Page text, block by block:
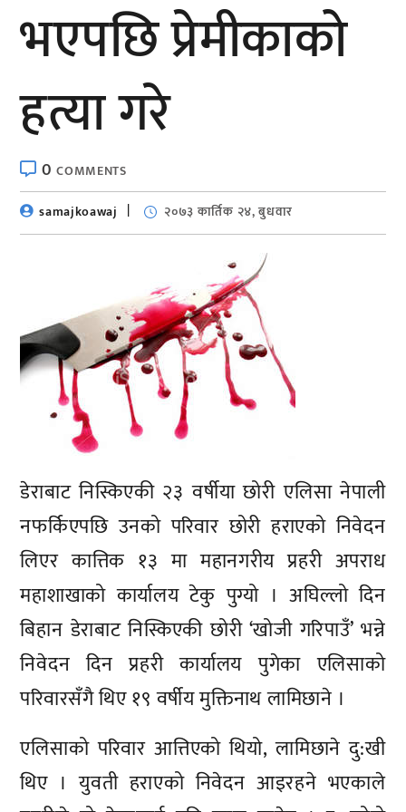
भएपछि प्रेमीकाको
हत्या गरे
0COMMENTS
samajkoawaj
२०७३ कार्तिक २४, बुधवार
डेराबाट निस्किएकी २३ वर्षीया छोरी एलिसा नेपाली
नफर्किएपछि उनको परिवार छोरी हराएको निवेदन
लिएर कात्तिक १३ मा महानगरीय प्रहरी अपराध
महाशाखाको कार्यालय टेकु पुग्यो । अघिल्लो दिन
बिहान डेराबाट निस्किएकी छोरी ‘खोजी गरिपाउँ’ भन्ने
निवेदन दिन प्रहरी कार्यालय पुगेका एलिसाको
परिवारसँगै थिए १९ वर्षीय मुक्तिनाथ लामिछाने ।
एलिसाको परिवार आत्तिएको थियो, लामिछाने दु:खी
थिए । युवती हराएको निवेदन आइरहने भएकाले